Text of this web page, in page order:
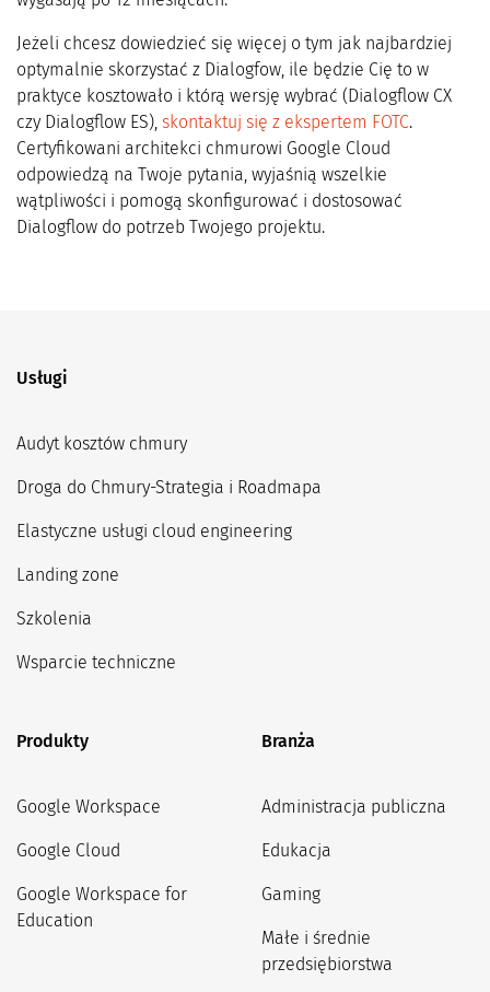
Jeżeli chcesz dowiedzieć się więcej o tym jak najbardziej
optymalnie skorzystać z Dialogfow, ile będzie Cię to w
praktyce kosztowało i którą wersję wybrać (Dialogflow CX
czy Dialogflow ES), skontaktuj się z ekspertem FOTC.
Certyfikowani architekci chmurowi Google Cloud
odpowiedzą na Twoje pytania, wyjaśnią wszelkie
wątpliwości i pomogą skonfigurować i dostosować
Dialogflow do potrzeb Twojego projektu.
Usługi
Audyt kosztów chmury
Droga do Chmury-Strategia i Roadmapa
Elastyczne usługi cloud engineering
Landing zone
Szkolenia
Wsparcie techniczne
Produkty
Google Workspace
Google Cloud
Google Workspace for
Education
Branża
Administracja publiczna
Edukacja
Gaming
Małe i średnie
przedsiębiorstwa